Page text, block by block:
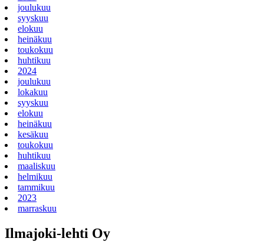
joulukuu
syyskuu
elokuu
heinäkuu
toukokuu
huhtikuu
2024
joulukuu
lokakuu
syyskuu
elokuu
heinäkuu
kesäkuu
toukokuu
huhtikuu
maaliskuu
helmikuu
tammikuu
2023
marraskuu
Ilmajoki-lehti Oy